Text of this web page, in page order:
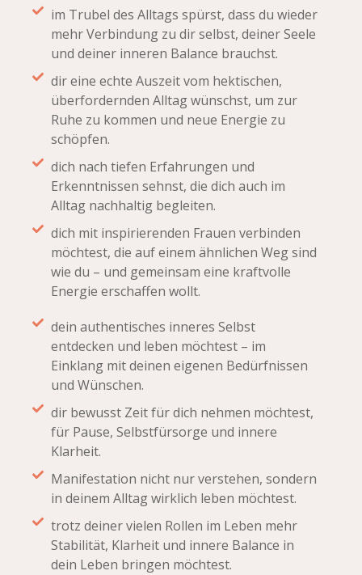
im Trubel des Alltags spürst, dass du wieder
mehr Verbindung zu dir selbst, deiner Seele
und deiner inneren Balance brauchst.
dir eine echte Auszeit vom hektischen,
überfordernden Alltag wünschst, um zur
Ruhe zu kommen und neue Energie zu
schöpfen.
dich nach tiefen Erfahrungen und
Erkenntnissen sehnst, die dich auch im
Alltag nachhaltig begleiten.
dich mit inspirierenden Frauen verbinden
möchtest, die auf einem ähnlichen Weg sind
wie du – und gemeinsam eine kraftvolle
Energie erschaffen wollt.
dein authentisches inneres Selbst
entdecken und leben möchtest – im
Einklang mit deinen eigenen Bedürfnissen
und Wünschen.
dir bewusst Zeit für dich nehmen möchtest,
für Pause, Selbstfürsorge und innere
Klarheit.
Manifestation nicht nur verstehen, sondern
in deinem Alltag wirklich leben möchtest.
trotz deiner vielen Rollen im Leben mehr
Stabilität, Klarheit und innere Balance in
dein Leben bringen möchtest.